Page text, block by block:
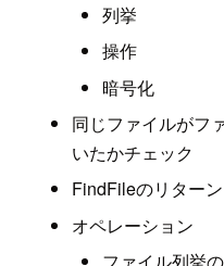
列挙
操作
暗号化
同じファイルがフ
いたかチェック
FindFileのリター
オペレーション